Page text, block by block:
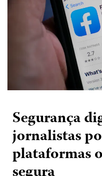
Segurança
jornalistas
plataformas